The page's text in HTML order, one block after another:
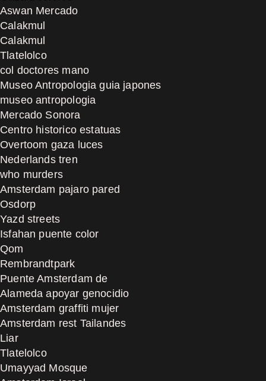
Aswan Mercado
Calakmul
Calakmul
Tlatelolco
col doctores mano
Museo Antropologia guia japones
museo antropologia
Mercado Sonora
Centro historico estatuas
Overtoom gaza luces
Nederlands tren
who murders
Amsterdam pajaro pared
Osdorp
Yazd streets
Isfahan puente color
Qom
Rembrandtpark
Puente Amsterdam de
Alameda apoyar genocidio
Amsterdam graffiti mujer
Amsterdam rest Tailandes
Liar
Tlatelolco
Umayyad Mosque